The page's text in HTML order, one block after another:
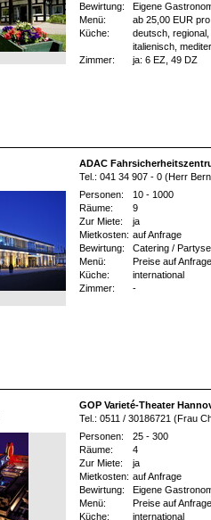
Bewirtung:
Eigene
Menü:
ab 25,00 EUR
Küche:
deutsch,
italienisch,
Zimmer:
ja: 6 EZ , 49 DZ
ADAC
Tel.: 041 34 907 - 0 (Herr
Personen:
10 - 1000
Räume:
9
Zur Miete:
ja
Mietkosten: auf Anfrage
Bewirtung:
Catering /
Menü:
Preise auf Anfrage
Küche:
international
Zimmer:
-
GOP Varieté-Theater
Tel.: 0511 / 30186721 (Frau
Personen:
25 - 300
Räume:
4
Zur Miete:
ja
Mietkosten: auf Anfrage
Bewirtung:
Eigene
Menü:
Preise auf Anfrage
Küche:
international